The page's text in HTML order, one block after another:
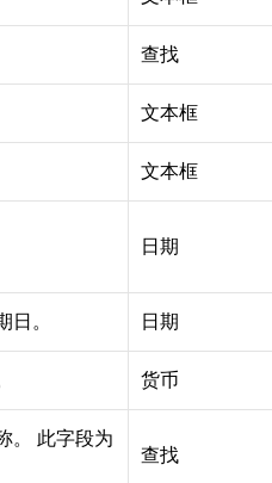
查找
文本框
文本框
日期
。 日期
货币
。 此字段为
查找